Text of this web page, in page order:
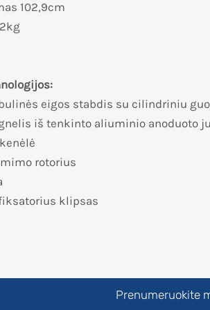
102,9cm
eigos stabdis su cilindriniu
iš tenkinto aliuminio anoduoto
rotorius
klipsas
Prenumeruokite